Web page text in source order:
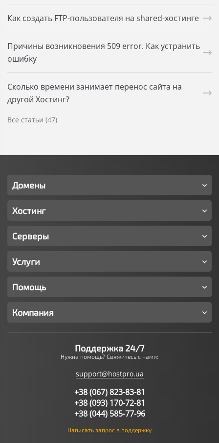
Как создать FTP-пользователя на shared-хостинге
Причины возникновения 509 error. Как устранить
ошибку
Сколько времени занимает перенос сайта на
другой Хостинг?
Все статьи (47)
Домены
Хостинг
Серверы
Услуги
Помощь
Компания
Поддержка 24/7
Нужна помощь? Свяжитесь с нами:
support@hostpro.ua
+38 (067) 823-83-81
+38 (093) 170-72-81
+38 (044) 585-77-96
Написать запрос в поддержку